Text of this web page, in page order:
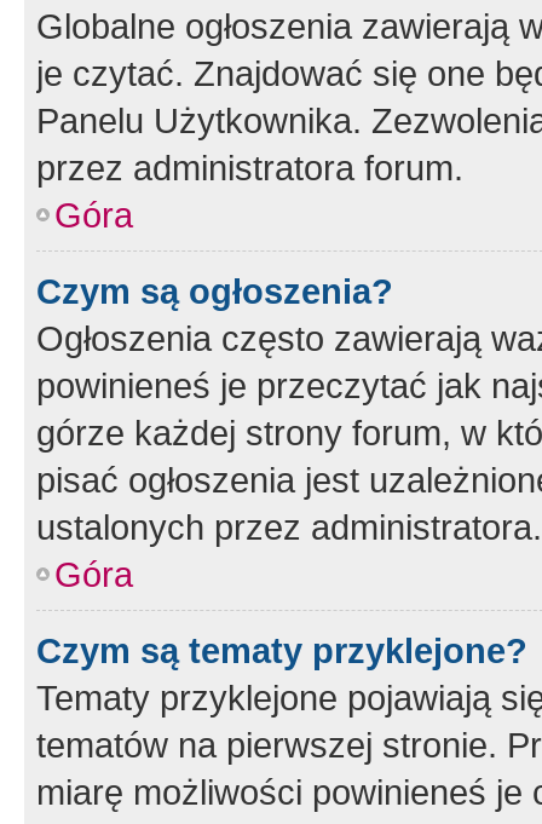
Globalne ogłoszenia zawierają
je czytać. Znajdować się one
Panelu Użytkownika.
przez administratora forum.
Góra
Czym są ogłoszenia?
Ogłoszenia często zawierają
powinieneś je przeczytać jak
górze każdej strony forum, w
pisać ogłoszenia jest
ustalonych przez administratora.
Góra
Czym są tematy przyklejone?
Tematy przyklejone pojawiają
tematów na pierwszej stronie.
miarę możliwości powinieneś je